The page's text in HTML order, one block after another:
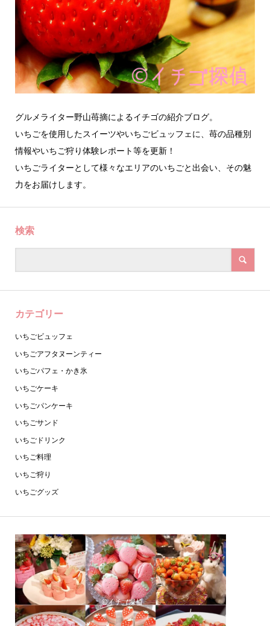
グルメライター野山苺摘によるイチゴの紹介ブログ。
いちごを使用したスイーツやいちごビュッフェに、苺の品種別
情報やいちご狩り体験レポート等を更新！
いちごライターとして様々なエリアのいちごと出会い、その魅
力をお届けします。
検索
カテゴリー
いちごビュッフェ
いちごアフタヌーンティー
いちごパフェ・かき氷
いちごケーキ
いちごパンケーキ
いちごサンド
いちごドリンク
いちご料理
いちご狩り
いちごグッズ